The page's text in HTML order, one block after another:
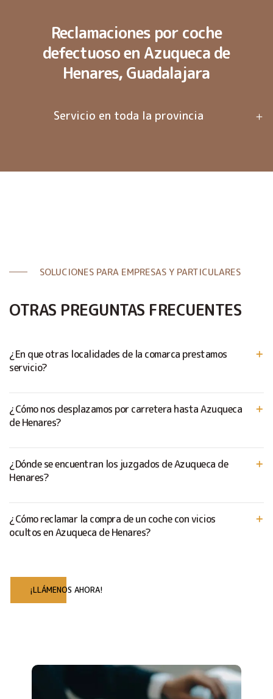
Reclamaciones por coche
defectuoso en Azuqueca de
Henares, Guadalajara
Servicio en toda la provincia
SOLUCIONES PARA EMPRESAS Y PARTICULARES
OTRAS PREGUNTAS FRECUENTES
¿En que otras localidades de la comarca prestamos
servicio?
¿Cómo nos desplazamos por carretera hasta Azuqueca
de Henares?
¿Dónde se encuentran los juzgados de Azuqueca de
Henares?
¿Cómo reclamar la compra de un coche con vicios
ocultos en Azuqueca de Henares?
¡LLÁMENOS AHORA!